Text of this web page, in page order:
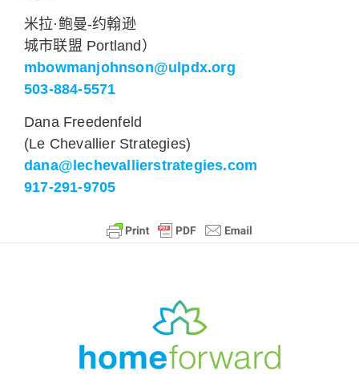
米拉·鲍曼-约翰逊
城市联盟 Portland）
mbowmanjohnson@ulpdx.org
503-884-5571
Dana Freedenfeld
(Le Chevallier Strategies)
dana@lechevallierstrategies.com
917-291-9705